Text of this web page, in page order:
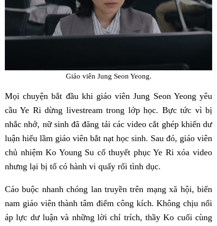
Giáo viên Jung Seon Yeong.
Mọi chuyện bắt đầu khi giáo viên Jung Seon Yeong yêu
cầu Ye Ri dừng livestream trong lớp học. Bực tức vì bị
nhắc nhở, nữ sinh đã đăng tải các video cắt ghép khiến dư
luận hiểu lầm giáo viên bắt nạt học sinh. Sau đó, giáo viên
chủ nhiệm Ko Young Su cố thuyết phục Ye Ri xóa video
nhưng lại bị tố có hành vi quấy rối tình dục.
Cáo buộc nhanh chóng lan truyền trên mạng xã hội, biến
nam giáo viên thành tâm điểm công kích. Không chịu nổi
áp lực dư luận và những lời chỉ trích, thầy Ko cuối cùng